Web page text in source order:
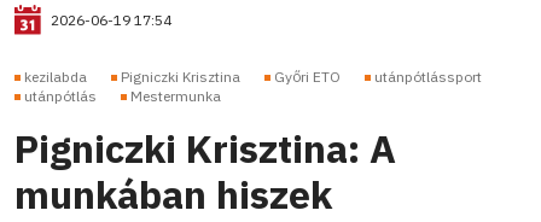
2026-06-19 17:54
kezilabda Pigniczki Krisztina Győri ETO
utánpótlássport
utánpótlás
Mestermunka
Pigniczki Krisztina: A
munkában hiszek